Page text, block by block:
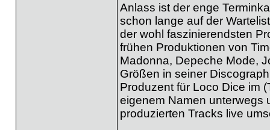
Anlass ist der enge
schon lange auf der
der wohl faszinierendsten
frühen Produktionen von
Madonna, Depeche Mode,
Größen in seiner
Produzent für Loco Dice im
eigenem Namen unterwegs
produzierten Tracks live